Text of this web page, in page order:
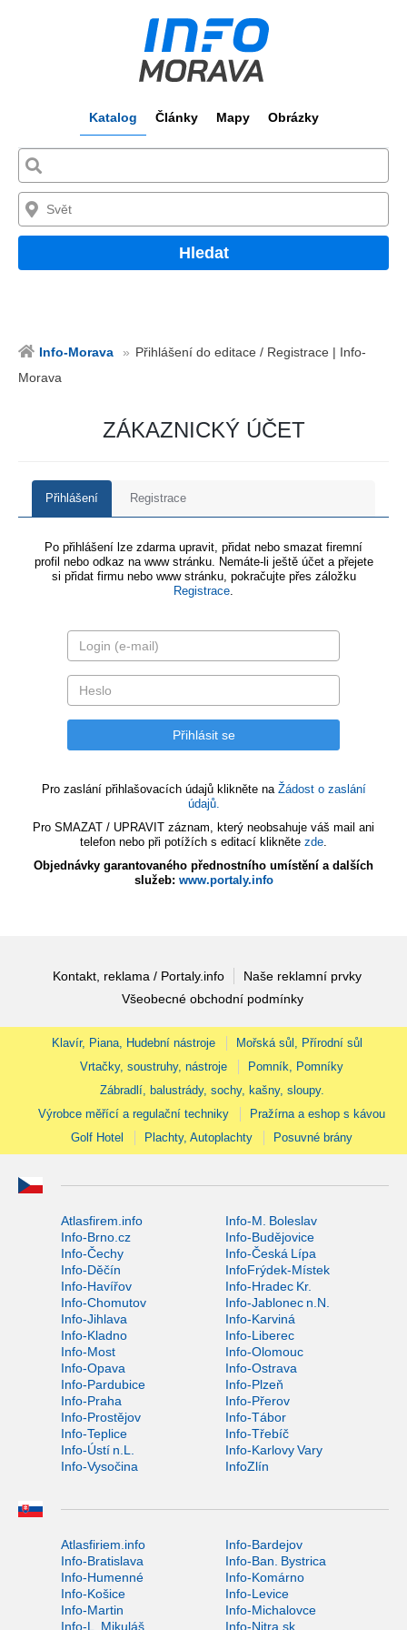
Katalog Články Mapy Obrázky
Hledat
Info-Morava
Přihlášení do editace / Registrace | Info-
Morava
ZÁKAZNICKÝ ÚČET
Přihlášení Registrace
Po přihlášení lze zdarma upravit, přidat nebo smazat firemní
profil nebo odkaz na www stránku. Nemáte-li ještě účet a přejete
si přidat firmu nebo www stránku, pokračujte přes záložku
Registrace.
Pro zaslání přihlašovacích údajů klikněte na Žádost o zaslání
údajů.
Pro SMAZAT / UPRAVIT záznam, který neobsahuje váš mail ani
telefon nebo při potížích s editací klikněte zde.
Objednávky garantovaného přednostního umístění a dalších
služeb: www.portaly.info
Kontakt, reklama / Portaly.info
Naše reklamní prvky
Všeobecné obchodní podmínky
Klavír, Piana, Hudební nástroje
Mořská sůl, Přírodní sůl
Vrtačky, soustruhy, nástroje
Pomník, Pomníky
Zábradlí, balustrády, sochy, kašny, sloupy.
Výrobce měřící a regulační techniky
Pražírna a eshop s kávou
Golf Hotel
Plachty, Autoplachty Posuvné brány
Atlasfirem.info
Info-M. Boleslav
Info-Brno.cz
Info-Budějovice
Info-Čechy
Info-Česká Lípa
Info-Děčín
InfoFrýdek-Místek
Info-Havířov
Info-Hradec Kr.
Info-Chomutov
Info-Jablonec n.N.
Info-Jihlava
Info-Karviná
Info-Kladno
Info-Liberec
Info-Most
Info-Olomouc
Info-Opava
Info-Ostrava
Info-Pardubice
Info-Plzeň
Info-Praha
Info-Přerov
Info-Prostějov
Info-Tábor
Info-Teplice
Info-Třebíč
Info-Ústí n.L.
Info-Karlovy Vary
Info-Vysočina
InfoZlín
Atlasfiriem.info
Info-Bardejov
Info-Bratislava
Info-Ban. Bystrica
Info-Humenné
Info-Komárno
Info-Košice
Info-Levice
Info-Martin
Info-Michalovce
Info-L. Mikuláš
Info-Nitra.sk